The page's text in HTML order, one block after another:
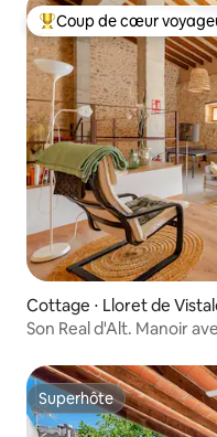
Coups de cœur
Coup de cœur
Cottage ⋅ Lloret de
Son Real d'Alt. Manoir
Superhôte
Superhôte